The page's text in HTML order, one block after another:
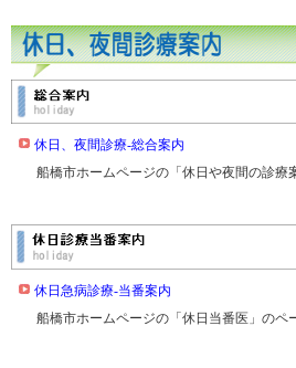
休日、夜間診療‐総合案内
船橋市ホームページの「休日や夜間の診療
休日急病診療‐当番案内
船橋市ホームページの「休日当番医」のペ